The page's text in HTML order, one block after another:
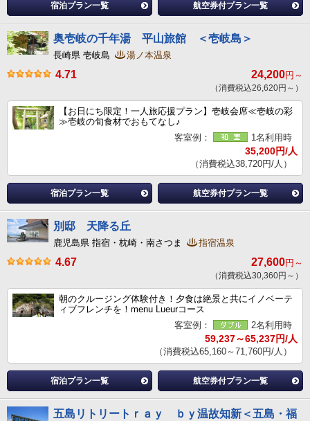
宿泊プラン一覧 航空券付プラン一覧
奥壱岐の千年湯 平山旅館 ＜壱岐島＞
長崎県 壱岐島 湯ノ本温泉
4.71 24,200円～
（消費税込26,620円～）
【お日にち限定！一人旅応援プラン】壱岐会席≪壱岐の彩
≫壱岐の旬食材でおもてなし♪
客室例：
1名利用時
35,200円/人
（消費税込38,720円/人）
宿泊プラン一覧 航空券付プラン一覧
別邸 天降る丘
鹿児島県 指宿・枕崎・南さつま 指宿温泉
4.67 27,600円～
（消費税込30,360円～）
朝のクルージング体験付き！夕食は絶景と共にイノベーテ
ィブフレンチを！menu Lueurコース
客室例：
2名利用時
59,237～65,237円/人
（消費税込65,160～71,760円/人）
宿泊プラン一覧 航空券付プラン一覧
五島リトリートｒａｙ ｂｙ温故知新＜五島・福